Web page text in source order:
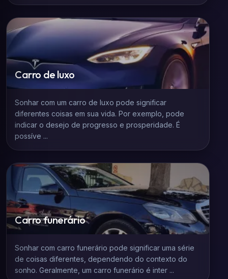
Carro de luxo
Sonhar com um carro de luxo pode significar
diferentes coisas em sua vida. Por exemplo, pode
indicar o desejo de progresso e prosperidade. É
possíve ...
Carro funerário
Sonhar com carro funerário pode significar uma série
de coisas diferentes, dependendo do contexto do
sonho. Geralmente, um carro funerário é inter ...